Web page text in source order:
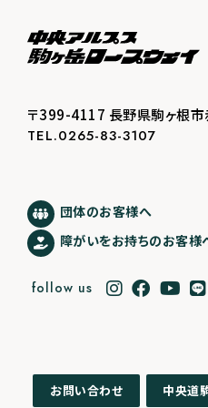
〒399-4117 長野県駒ヶ根
TEL.0265-83-3107
団体のお客様へ
障がいをお持ちのお客様
follow us
お問い合わせ 中央道